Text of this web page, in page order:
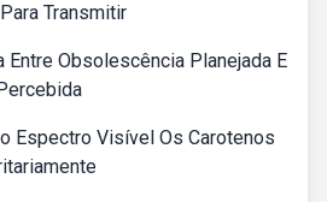
Transmitir
Entre Obsolescência Planejada E
Espectro Visível Os Carotenos